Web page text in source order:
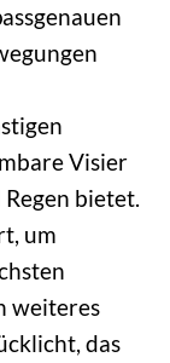
Visier
bietet.
um
weiteres
das